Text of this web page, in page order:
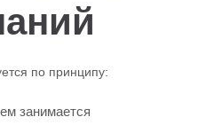
по принципу:
занимается